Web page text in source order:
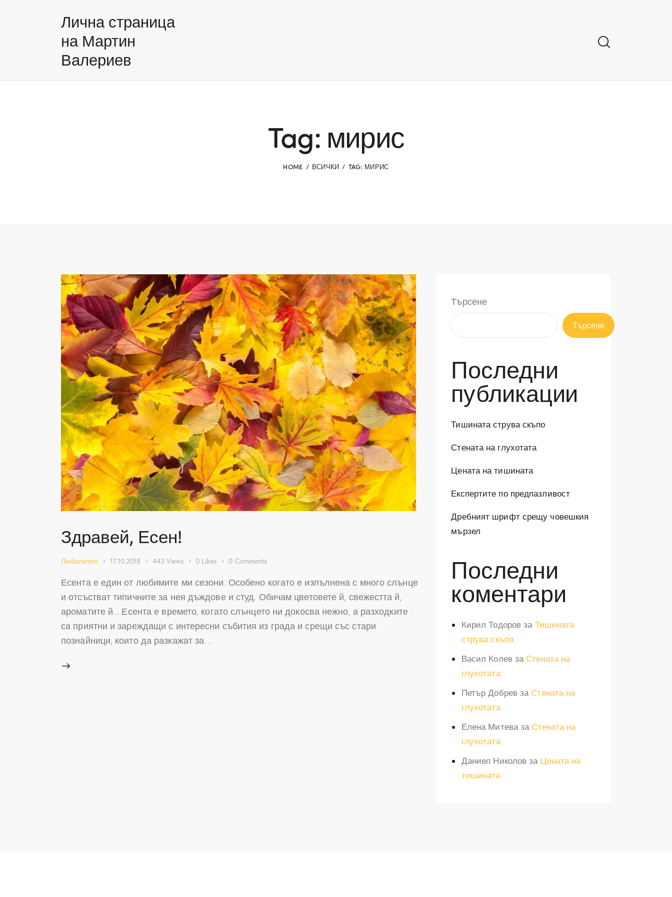
Лична страница
на Мартин
Валериев
Tag: мирис
HOME ВСИЧКИ TAG: МИРИС
Здравей, Есен!
Любопитно 17.10.2018 443 Views 0 Likes 0 Comments
Есента е един от любимите ми сезони. Особено когато е изпълнена с много слънце
и отсъстват типичните за нея дъждове и студ. Обичам цветовете й, свежестта й,
ароматите й... Есента е времето, когато слънцето ни докосва нежно, а разходките
са приятни и зареждащи с интересни събития из града и срещи със стари
познайници, които да разкажат за…
Търсене
Търсене
Последни
публикации
Тишината струва скъпо
Стената на глухотата
Цената на тишината
Експертите по предпазливост
Дребният шрифт срещу човешкия
мързел
Последни
коментари
Кирил Тодоров за Тишината
струва скъпо
Васил Колевза Стената на
глухотата
Петър Добревза Стената на
глухотата
Елена Митеваза Стената на
глухотата
Даниел Николов за Цената на
тишината